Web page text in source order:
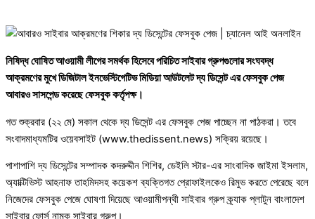
নিষিদ্ধ ঘোষিত আওয়ামী লীগের সমর্থক হিসেবে পরিচিত সাইবার গ্রুপগুলোর সংঘবদ্ধ
আক্রমণের মুখে ডিজিটাল ইনভেস্টিগেটিভ মিডিয়া আউটলেট দ্য ডিসেন্ট এর ফেসবুক পেজ
আবারও সাসপেন্ড করেছে ফেসবুক কর্তৃপক্ষ।
গত শুক্রবার (২২ মে) সকাল থেকে দ্য ডিসেন্ট এর ফেসবুক পেজ পাচ্ছেন না পাঠকরা। তবে
সংবাদমাধ্যমটির ওয়েবসাইট (www.thedissent.news) সক্রিয় রয়েছে।
পাশাপাশি দ্য ডিসেন্টের সম্পাদক কদরুদ্দীন শিশির, ডেইলি স্টার-এর সাংবাদিক জাইমা ইসলাম,
অ্যাক্টিভিস্ট আহনাফ তাহমিদসহ কয়েকশ ব্যক্তিগত প্রোফাইলকেও রিমুভ করতে পেরেছে বলে
নিজেদের ফেসবুক পেজে ঘোষণা দিয়েছে আওয়ামীপন্থী সাইবার গ্রুপ ক্র্যাক প্লাটুন বাংলাদেশ
সাইবার ফোর্স নামক সাইবার গ্রুপ।